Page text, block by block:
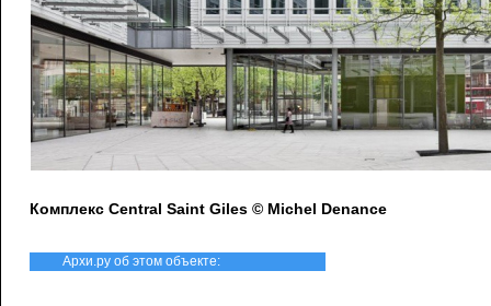
Комплекс Central Saint Giles © Michel Denance
Архи.ру об этом объекте: